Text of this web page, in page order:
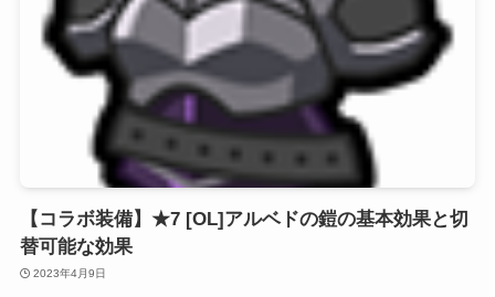
【コラボ装備】★7 [OL]アルベドの鎧の基本効果と切
替可能な効果
2023年4月9日